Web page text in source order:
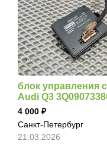
блок управления
Audi Q3
4 000
Санкт-Петербург
21.03.2026